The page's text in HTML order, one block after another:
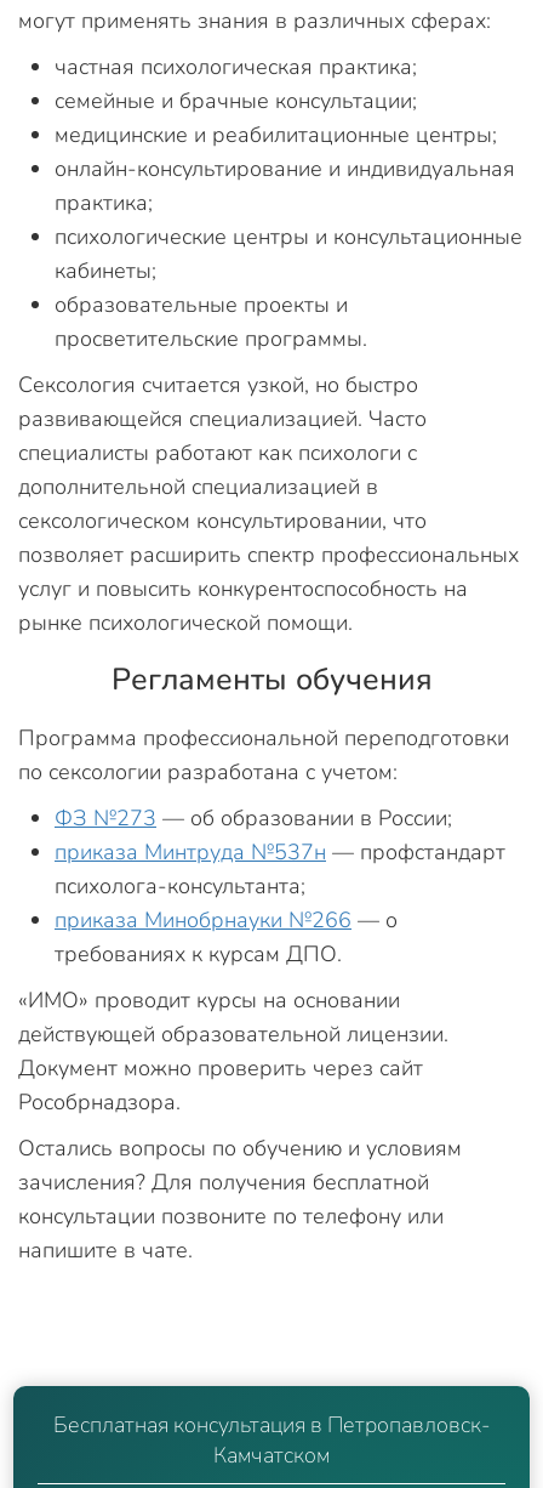
могут применять знания в различных сферах:
частная психологическая практика;
семейные и брачные консультации;
медицинские и реабилитационные центры;
онлайн-консультирование и индивидуальная
практика;
психологические центры и консультационные
кабинеты;
образовательные проекты и
просветительские программы.
Сексология считается узкой, но быстро
развивающейся специализацией. Часто
специалисты работают как психологи с
дополнительной специализацией в
сексологическом консультировании, что
позволяет расширить спектр профессиональных
услуг и повысить конкурентоспособность на
рынке психологической помощи.
Регламенты обучения
Программа профессиональной переподготовки
по сексологии разработана с учетом:
ФЗ №273 — об образовании в России;
приказа Минтруда №537н — профстандарт
психолога-консультанта;
приказа Минобрнауки №266 — о
требованиях к курсам ДПО.
«ИМО» проводит курсы на основании
действующей образовательной лицензии.
Документ можно проверить через сайт
Рособрнадзора.
Остались вопросы по обучению и условиям
зачисления? Для получения бесплатной
консультации позвоните по телефону или
напишите в чате.
Бесплатная консультация в Петропавловск-
Камчатском